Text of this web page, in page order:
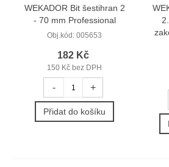
WEKADOR Bit šestihran 2
- 70 mm Professional
Obj.kód: 005653
182 Kč
150 Kč bez DPH
- +
Přidat do košíku